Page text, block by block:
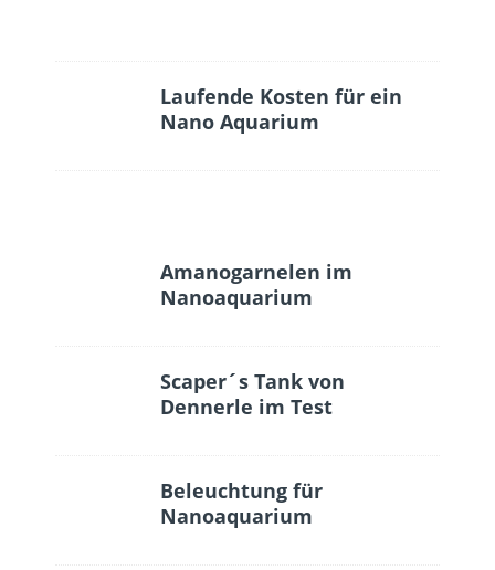
Laufende Kosten für ein
Nano Aquarium
Amanogarnelen im
Nanoaquarium
Scaper´s Tank von
Dennerle im Test
Beleuchtung für
Nanoaquarium